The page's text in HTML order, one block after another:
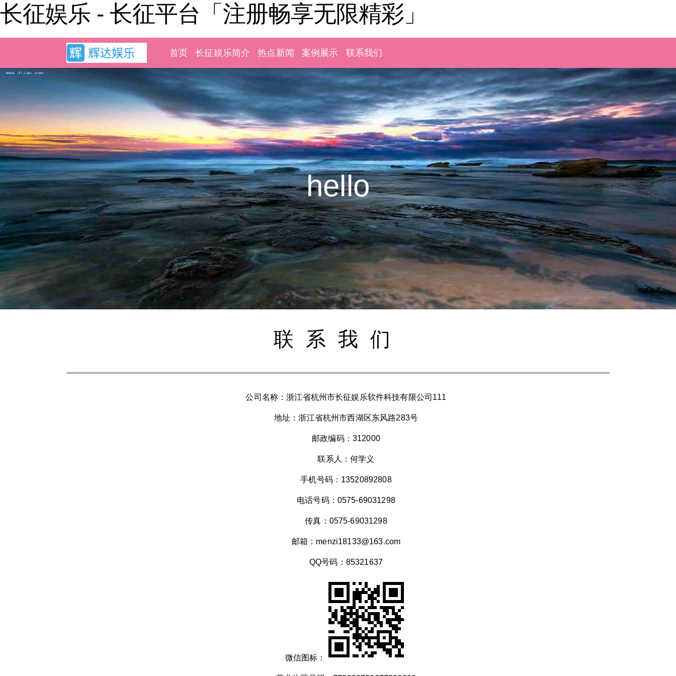
长征娱乐 - 长征平台「注册畅享无限精彩」
首页 长征娱乐简介 热点新闻 案例展示 联系我们
hello
联系我们
公司名称：浙江省杭州市长征娱乐软件科技有限公司111
地址：浙江省杭州市西湖区东风路283号
邮政编码：312000
联系人：何学义
手机号码：13520892808
电话号码：0575-69031298
传真：0575-69031298
邮箱：menzi18133@163.com
QQ号码：85321637
微信图标：